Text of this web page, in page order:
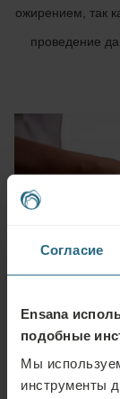
Согласие
Ensana
подобные
Мы
инструменты
ожирением, так
проведение